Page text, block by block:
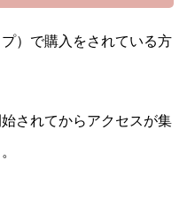
）で購入をされている方
されてからアクセスが集